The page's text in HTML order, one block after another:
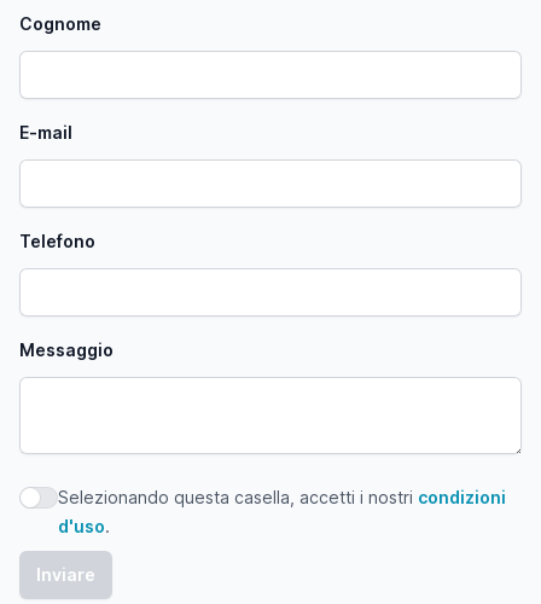
Cognome
E-mail
Telefono
Messaggio
Selezionando questa casella, accetti i nostri condizioni
Selezionando questa casella, accetti i nostri condizioni
d'uso.